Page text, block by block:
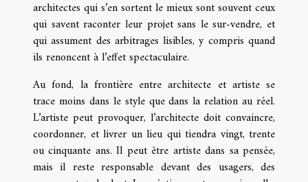
architectes qui s’en sortent le mieux sont souvent ceux
qui savent raconter leur projet sans le sur-vendre, et
qui assument des arbitrages lisibles, y compris quand
ils renoncent à l’effet spectaculaire.
Au fond, la frontière entre architecte et artiste se
trace moins dans le style que dans la relation au réel.
L’artiste peut provoquer, l’architecte doit convaincre,
coordonner, et livrer un lieu qui tiendra vingt, trente
ou cinquante ans. Il peut être artiste dans sa pensée,
mais il reste responsable devant des usagers, des